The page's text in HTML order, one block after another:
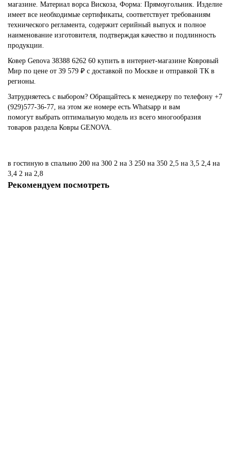
магазине. Материал ворса Вискоза, Форма: Прямоугольник. Изделие
имеет все необходимые сертификаты, соответствует требованиям
технического регламента, содержит серийный выпуск и полное
наименование изготовителя, подтверждая качество и подлинность
продукции.
Ковер Genova 38388 6262 60 купить в интернет-магазине Ковровый
Мир по цене от 39 579 ₽ с доставкой по Москве и отправкой ТК в
регионы.
Затрудняетесь с выбором? Обращайтесь к менеджеру по телефону +7
(929)577-36-77, на этом же номере есть Whatsapp и вам
помогут выбрать оптимальную модель из всего многообразия
товаров раздела Ковры GENOVA.
в гостиную в спальню 200 на 300 2 на 3 250 на 350 2,5 на 3,5 2,4 на
3,4 2 на 2,8
Рекомендуем посмотреть